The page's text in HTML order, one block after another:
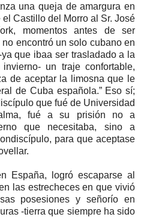
una queja de amargura en
Castillo del Morro al Sr. José
momentos antes de ser
encontró un solo cubano en
que ibaa ser trasladado a la
un traje confortable,
de aceptar la limosna que le
de Cuba española.” Eso sí;
que fué de Universidad
fué a su prisión no a
que necesitaba, sino a
para que aceptase
España, logró escaparse al
las estrecheces en que vivió
posesiones y señorío en
-tierra que siempre ha sido